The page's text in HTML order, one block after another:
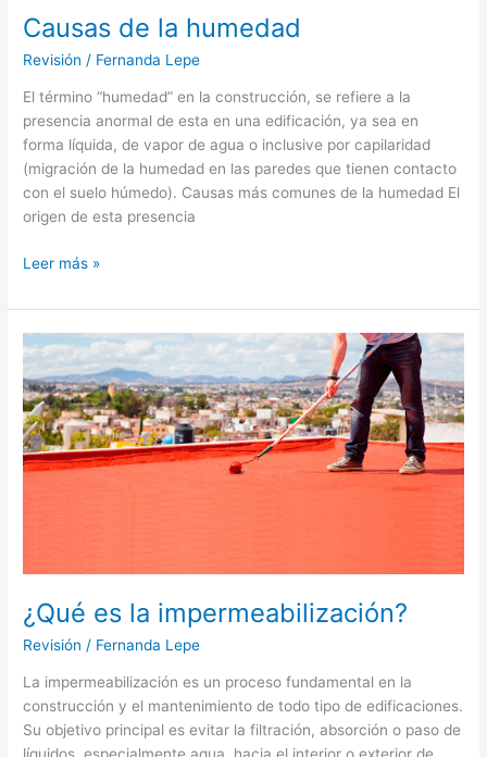
Causas de la humedad
Revisión / Fernanda Lepe
El término “humedad” en la construcción, se refiere a la
presencia anormal de esta en una edificación, ya sea en
forma líquida, de vapor de agua o inclusive por capilaridad
(migración de la humedad en las paredes que tienen contacto
con el suelo húmedo). Causas más comunes de la humedad El
origen de esta presencia
Leer más »
¿Qué es la impermeabilización?
Revisión / Fernanda Lepe
La impermeabilización es un proceso fundamental en la
construcción y el mantenimiento de todo tipo de edificaciones.
Su objetivo principal es evitar la filtración, absorción o paso de
¿Qué
es
la
impermeabilización?